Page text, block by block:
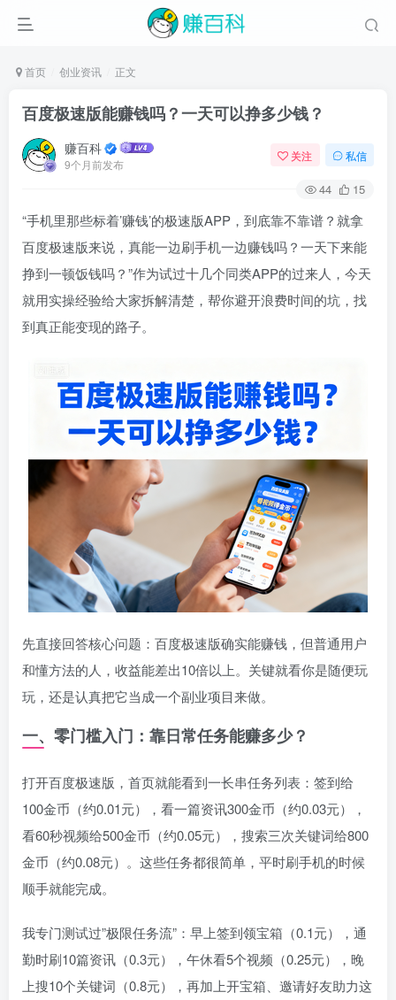
首页 创业资讯 正文
百度极速版能赚钱吗？一天可以挣多少钱？
赚百科
9个月前发布
关注 私信
44 15
“手机里那些标着’赚钱’的极速版APP，到底靠不靠谱？就拿
百度极速版来说，真能一边刷手机一边赚钱吗？一天下来能
挣到一顿饭钱吗？”作为试过十几个同类APP的过来人，今天
就用实操经验给大家拆解清楚，帮你避开浪费时间的坑，找
到真正能变现的路子。
先直接回答核心问题：百度极速版确实能赚钱，但普通用户
和懂方法的人，收益能差出10倍以上。关键就看你是随便玩
玩，还是认真把它当成一个副业项目来做。
一、零门槛入门：靠日常任务能赚多少？
打开百度极速版，首页就能看到一长串任务列表：签到给
100金币（约0.01元），看一篇资讯300金币（约0.03元），
看60秒视频给500金币（约0.05元），搜索三次关键词给800
金币（约0.08元）。这些任务都很简单，平时刷手机的时候
顺手就能完成。
我专门测试过”极限任务流”：早上签到领宝箱（0.1元），通
勤时刷10篇资讯（0.3元），午休看5个视频（0.25元），晚
上搜10个关键词（0.8元），再加上开宝箱、邀请好友助力这